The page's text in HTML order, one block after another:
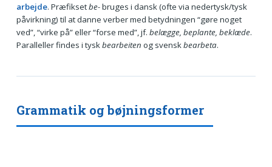
arbejde. Præfiksetbe-bruges i dansk (ofte via nedertysk/tysk
påvirkning) til at danne verber med betydningen “gøre noget
ved”, “virke på” eller “forse med”, jf. belægge, beplante, beklæde.
Paralleller findes i tyskbearbeiten og svenskbearbeta.
Grammatik og bøjningsformer